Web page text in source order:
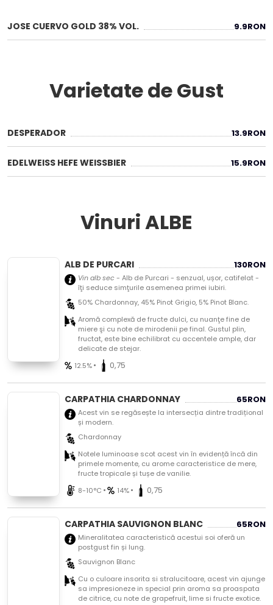
JOSE CUERVO GOLD 38% VOL. 9.9RON
Varietate de Gust
DESPERADOR 13.9RON
EDELWEISS HEFE WEISSBIER 15.9RON
Vinuri ALBE
ALB DE PURCARI 130RON
Vin alb sec- Alb de Purcari - senzual, ușor, catifelat -
îţi seduce simţurile asemenea primei iubiri.
50% Chardonnay, 45% Pinot Grigio, 5% Pinot Blanc.
Aromă complexă de fructe dulci, cu nuanţe fine de
miere şi cu note de mirodenii pe final. Gustul plin,
fructat, este bine echilibrat cu accentele ample, dar
delicate de stejar.
12.5%• 0,75
CARPATHIA CHARDONNAY 65RON
Acest vin se regăsește la intersecția dintre tradițional
și modern.
Chardonnay
Notele luminoase scot acest vin în evidență încă din
primele momente, cu arome caracteristice de mere,
fructe tropicale și tușe de vanilie.
8-10°C • 14%• 0,75
CARPATHIA SAUVIGNON BLANC 65RON
Mineralitatea caracteristică acestui soi oferă un
postgust fin și lung.
Sauvignon Blanc
Cu o culoare insorita si stralucitoare, acest vin ajunge
sa impresioneze in special prin aroma sa proaspata
de citrice, cu note de grapefruit, lime si fructe exotice.